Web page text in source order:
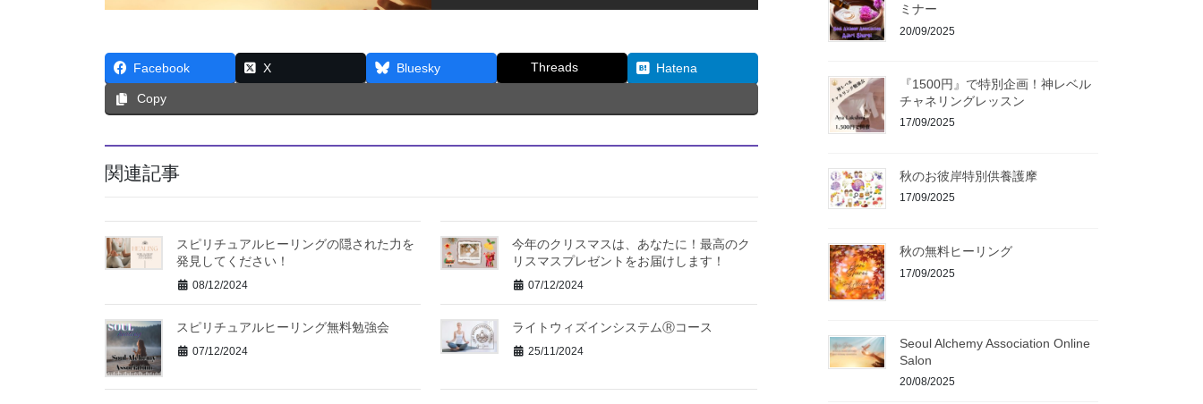
Facebook X Bluesky Threads Hatena
Copy
関連記事
スピリチュアルヒーリングの隠された力を
発見してください！
08/12/2024
今年のクリスマスは、あなたに！最高のク
リスマスプレゼントをお届けします！
07/12/2024
スピリチュアルヒーリング無料勉強会
07/12/2024
ライトウィズインシステムⓇコース
25/11/2024
ミナー
20/09/2025
『1500円』で特別企画！神レベル
チャネリングレッスン
17/09/2025
秋のお彼岸特別供養護摩
17/09/2025
秋の無料ヒーリング
17/09/2025
Seoul Alchemy Association Online
Salon
20/08/2025